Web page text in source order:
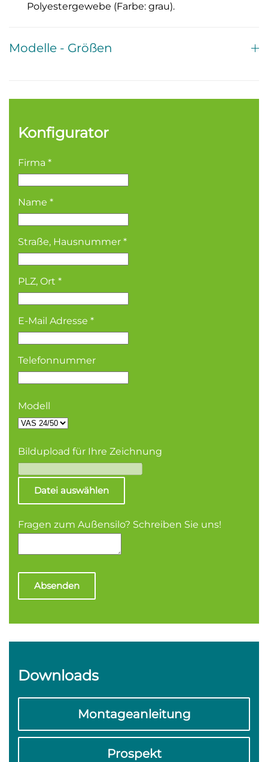
Polyestergewebe (Farbe: grau).
Modelle - Größen
Konfigurator
Firma *
Name *
Straße, Hausnummer *
PLZ, Ort *
E-Mail Adresse *
Telefonnummer
Modell
Bildupload für Ihre Zeichnung
Datei auswählen
Fragen zum Außensilo? Schreiben Sie uns!
Absenden
Downloads
Montageanleitung
Prospekt